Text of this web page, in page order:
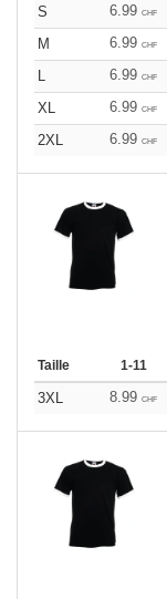
S 6.99 CHF
M
6.99 CHF
L
6.99 CHF
XL
6.99 CHF
2XL
6.99 CHF
Taille 1-11
3XL 8.99 CHF